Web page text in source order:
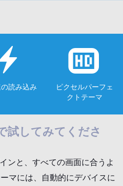
読み込み
ピクセルパーフェ
クトテーマ
試してみてくださ
ンと、すべての画面に合うよ
マには、自動的にデバイスに